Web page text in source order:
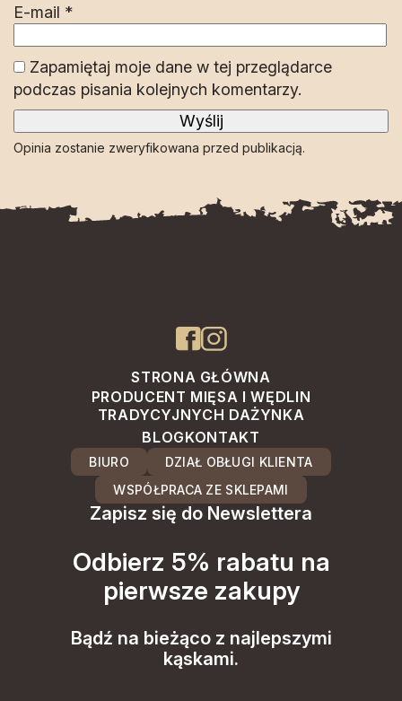
E-mail *
Zapamiętaj moje dane w tej przeglądarce
podczas pisania kolejnych komentarzy.
Opinia zostanie zweryfikowana przed publikacją.
STRONA GŁÓWNA
PRODUCENT MIĘSA I WĘDLIN
TRADYCYJNYCH DAŻYNKA
BLOGKONTAKT
BIURO
DZIAŁ OBŁUGI KLIENTA
WSPÓŁPRACA ZE SKLEPAMI
Zapisz się do Newslettera
Odbierz 5% rabatu na
pierwsze zakupy
Bądź na bieżąco z najlepszymi
kąskami.